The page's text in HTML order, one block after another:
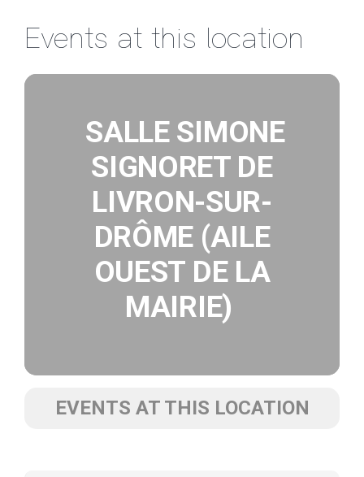
Events at this location
SALLE SIMONE
SIGNORET DE
LIVRON-SUR-
DRÔME (AILE
OUEST DE LA
MAIRIE)
EVENTS AT THIS LOCATION